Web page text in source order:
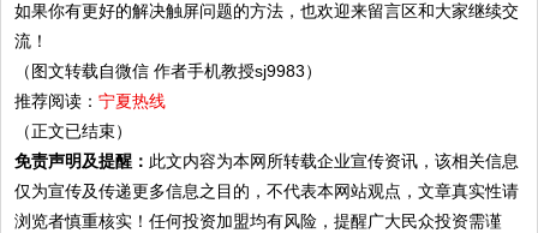
如果你有更好的解决触屏问题的方法，也欢迎来留言区和大家继续交
流！
（图文转载自微信 作者手机教授sj9983）
推荐阅读：宁夏热线
（正文已结束）
免责声明及提醒： 此文内容为本网所转载企业宣传资讯，该相关信息
仅为宣传及传递更多信息之目的，不代表本网站观点，文章真实性请
浏览者慎重核实！任何投资加盟均有风险，提醒广大民众投资需谨